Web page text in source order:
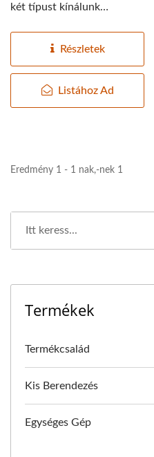
két típust kínálunk
Részletek
Listához Ad
Eredmény 1 - 1 nak,-nek 1
Termékek
Termékcsalád
Kis Berendezés
Egységes Gép